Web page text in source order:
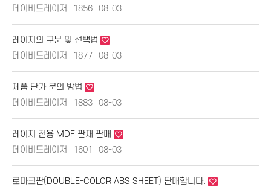
데이비드레이저 1856 08-03
레이저의 구분 및 선택법
데이비드레이저
1877 08-03
제품 단가 문의 방법
데이비드레이저
1883 08-03
레이저 전용 MDF 판재 판매
데이비드레이저
1601 08-03
로마크판(DOUBLE-COLOR ABS SHEET) 판매합니다.